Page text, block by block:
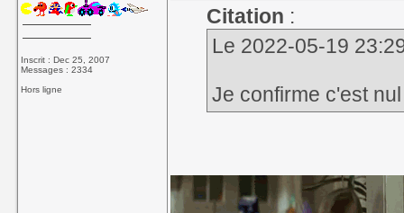
Inscrit : Dec 25, 2007
Messages : 2334
Hors ligne
Citation :
Le 2022-05-19
Je confirme c'est